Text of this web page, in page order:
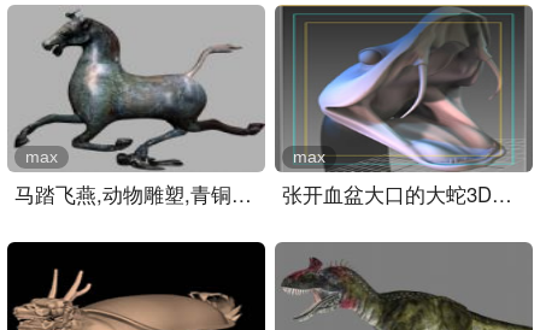
马踏飞燕,动物雕塑,青铜雕..
max
张开血盆大口的大蛇3D模型..
max